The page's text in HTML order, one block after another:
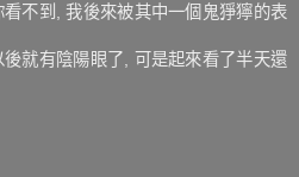
不到, 我後來被其中一個鬼猙獰的表
就有陰陽眼了, 可是起來看了半天還